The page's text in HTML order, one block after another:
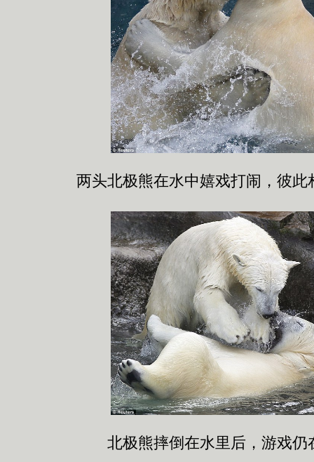
两头北极熊在水中嬉戏打闹，彼此
北极熊摔倒在水里后，游戏仍